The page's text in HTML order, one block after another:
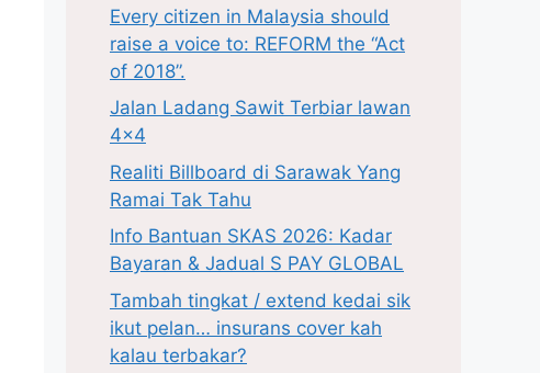
Every citizen in Malaysia should
raise a voice to: REFORM the “Act
of 2018”.
Jalan Ladang Sawit Terbiar lawan
4×4
Realiti Billboard di Sarawak Yang
Ramai Tak Tahu
Info Bantuan SKAS 2026: Kadar
Bayaran & Jadual S PAY GLOBAL
Tambah tingkat / extend kedai sik
ikut pelan… insurans cover kah
kalau terbakar?